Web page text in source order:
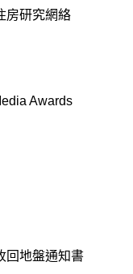
房研究網絡
Awards
回地盤通知書